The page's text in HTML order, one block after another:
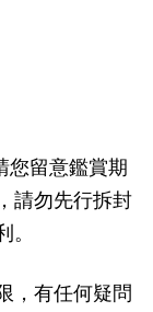
您留意鑑賞期
請勿先行拆封
，有任何疑問